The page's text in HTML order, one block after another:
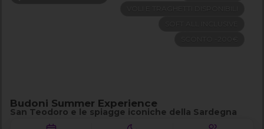
Budoni Summer Experience
San Teodoro e le spiagge iconiche della Sardegna